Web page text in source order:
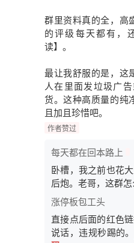
群里资料真的全，高
的评级每天都有，
读】 。
最让我舒服的是，这
人在里面发垃圾广
货。这种高质量的纯
且加且珍惜吧。
作者赞过
每天都在回本路上
卧槽，我之前也花
后炮。老哥，这群
涨停板包工头
直接点后面的红色
说话，违规秒踢的。